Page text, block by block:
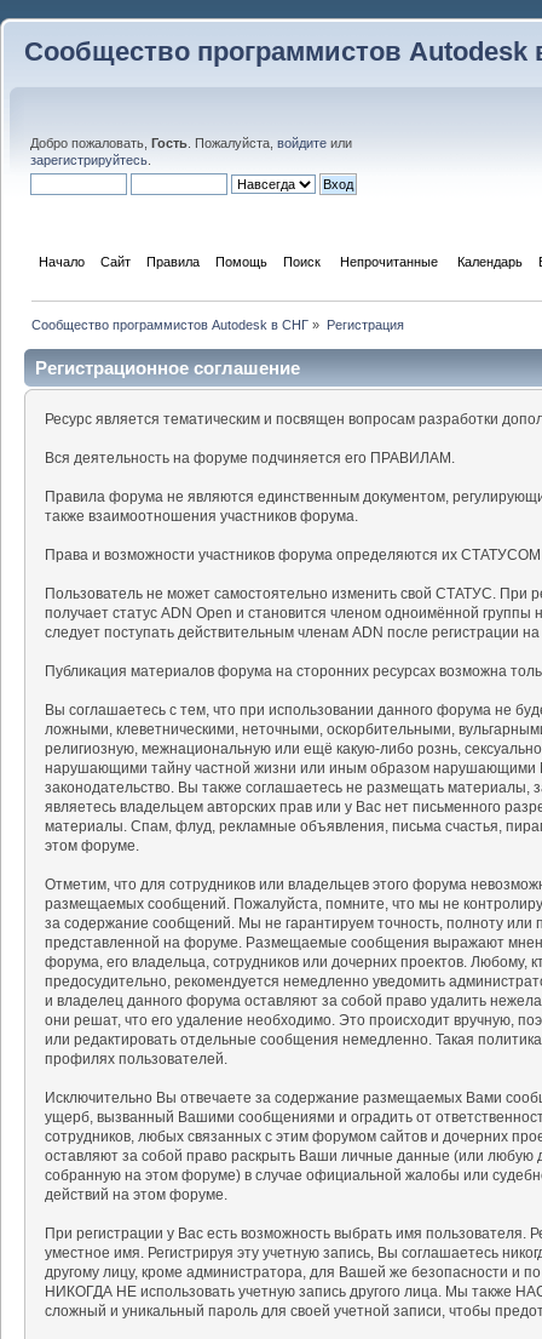
Сообщество программистов Autodesk
Добро пожаловать, Гость . Пожалуйста, войдите или
зарегистрируйтесь
Начало Сайт Правила Помощь Поиск Непрочитанные Календарь
Сообщество программистов Autodesk в СНГ » Регистрация
Регистрационное соглашение
Ресурс является тематическим и посвящен вопросам разработки
Вся деятельность на форуме подчиняется его ПРАВИЛАМ.
Правила форума не являются единственным документом,
также взаимоотношения участников форума.
Права и возможности участников форума определяются их
Пользователь не может самостоятельно изменить свой СТАТУС. При
получает статус ADN Open и становится членом одноимённой
следует поступать действительным членам ADN после регистрации
Публикация материалов форума на сторонних ресурсах возможна
Вы соглашаетесь с тем, что при использовании данного форума не
ложными, клеветническими, неточными, оскорбительными,
религиозную, межнациональную или ещё какую-либо рознь,
нарушающими тайну частной жизни или иным образом нарушающими
законодательство. Вы также соглашаетесь не размещать
являетесь владельцем авторских прав или у Вас нет письменного
материалы. Спам, флуд, рекламные объявления, письма счастья,
этом форуме.
Отметим, что для сотрудников или владельцев этого форума
размещаемых сообщений. Пожалуйста, помните, что мы не
за содержание сообщений. Мы не гарантируем точность, полноту или
представленной на форуме. Размещаемые сообщения выражают
форума, его владельца, сотрудников или дочерних проектов. Любому,
предосудительно, рекомендуется немедленно уведомить
и владелец данного форума оставляют за собой право удалить
они решат, что его удаление необходимо. Это происходит вручную,
или редактировать отдельные сообщения немедленно. Такая
профилях пользователей.
Исключительно Вы отвечаете за содержание размещаемых Вами
ущерб, вызванный Вашими сообщениями и оградить от
сотрудников, любых связанных с этим форумом сайтов и дочерних
оставляют за собой право раскрыть Ваши личные данные (или
собранную на этом форуме) в случае официальной жалобы или
действий на этом форуме.
При регистрации у Вас есть возможность выбрать имя пользователя.
уместное имя. Регистрируя эту учетную запись, Вы соглашаетесь
другому лицу, кроме администратора, для Вашей же безопасности и
НИКОГДА НЕ использовать учетную запись другого лица. Мы также
сложный и уникальный пароль для своей учетной записи, чтобы